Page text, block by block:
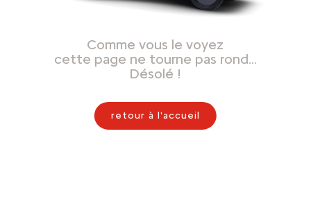
Comme vous le voyez
cette page ne tourne pas rond…
Désolé !
retour à l'accueil